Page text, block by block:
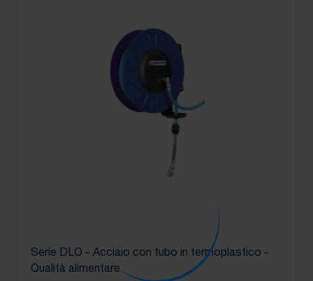
Serie DLO - Acciaio con tubo in termoplastico -
Qualità alimentare